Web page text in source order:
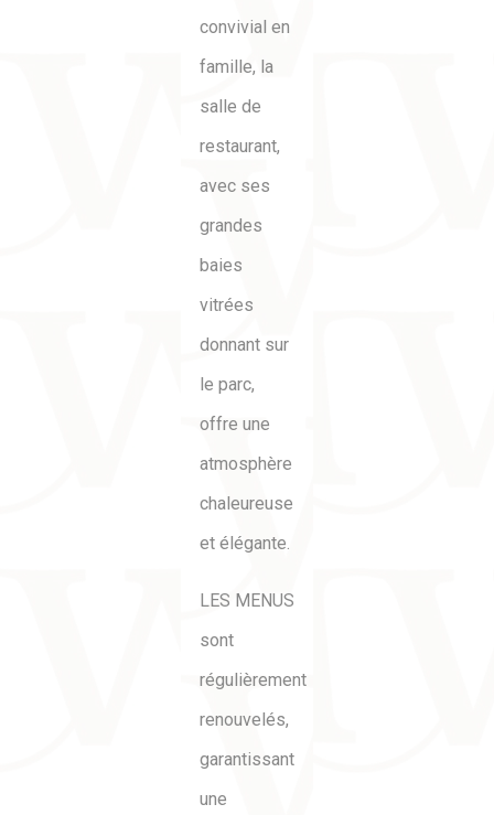
convivial en
famille, la
salle de
restaurant,
avec ses
grandes
baies
vitrées
donnant sur
le parc,
offre une
atmosphère
chaleureuse
et élégante.
LES MENUS
sont
régulièrement
renouvelés,
garantissant
une